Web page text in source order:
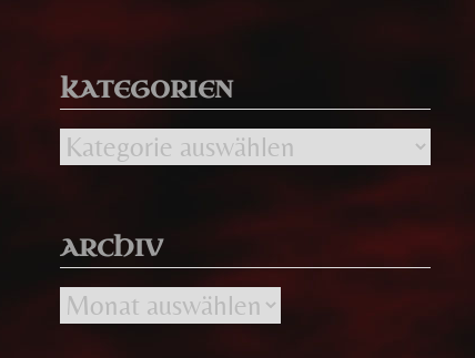
KATEGORIEN
Kategorien
ARCHIV
Archiv